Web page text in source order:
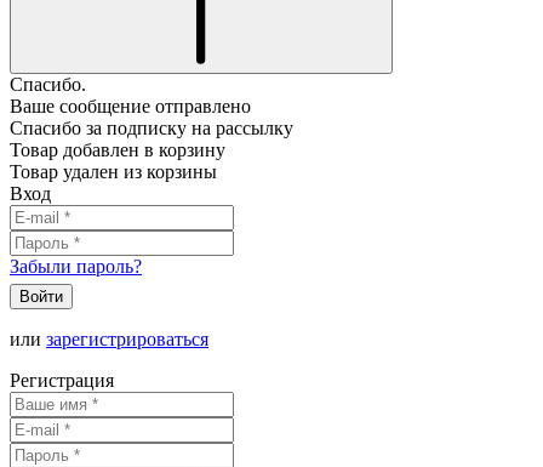
Спасибо.
Ваше сообщение отправлено
Спасибо за подписку на рассылку
Товар добавлен в корзину
Товар удален из корзины
Вход
Забыли пароль?
Войти
или зарегистрироваться
Регистрация